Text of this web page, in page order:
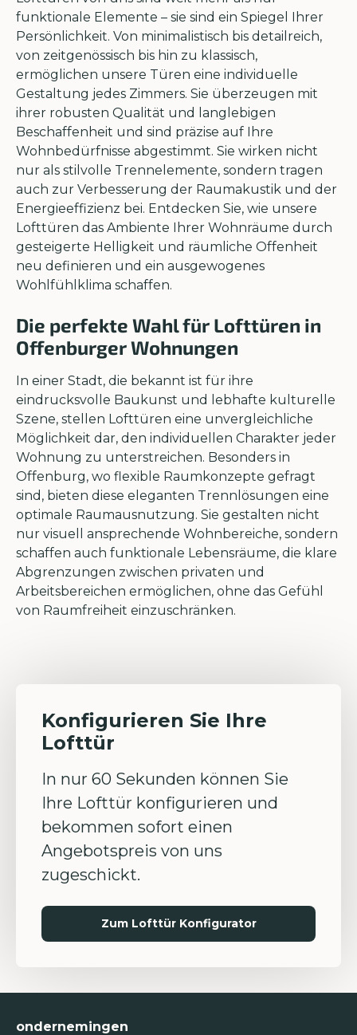
funktionale Elemente – sie sind ein Spiegel Ihrer
Persönlichkeit. Von minimalistisch bis detailreich,
von zeitgenössisch bis hin zu klassisch,
ermöglichen unsere Türen eine individuelle
Gestaltung jedes Zimmers. Sie überzeugen mit
ihrer robusten Qualität und langlebigen
Beschaffenheit und sind präzise auf Ihre
Wohnbedürfnisse abgestimmt. Sie wirken nicht
nur als stilvolle Trennelemente, sondern tragen
auch zur Verbesserung der Raumakustik und der
Energieeffizienz bei. Entdecken Sie, wie unsere
Lofttüren das Ambiente Ihrer Wohnräume durch
gesteigerte Helligkeit und räumliche Offenheit
neu definieren und ein ausgewogenes
Wohlfühlklima schaffen.
Die perfekte Wahl für Lofttüren in
Offenburger Wohnungen
In einer Stadt, die bekannt ist für ihre
eindrucksvolle Baukunst und lebhafte kulturelle
Szene, stellen Lofttüren eine unvergleichliche
Möglichkeit dar, den individuellen Charakter jeder
Wohnung zu unterstreichen. Besonders in
Offenburg, wo flexible Raumkonzepte gefragt
sind, bieten diese eleganten Trennlösungen eine
optimale Raumausnutzung. Sie gestalten nicht
nur visuell ansprechende Wohnbereiche, sondern
schaffen auch funktionale Lebensräume, die klare
Abgrenzungen zwischen privaten und
Arbeitsbereichen ermöglichen, ohne das Gefühl
von Raumfreiheit einzuschränken.
Konfigurieren Sie Ihre
Lofttür
In nur 60 Sekunden können Sie
Ihre Lofttür konfigurieren und
bekommen sofort einen
Angebotspreis von uns
zugeschickt.
Zum Lofttür Konfigurator
ondernemingen